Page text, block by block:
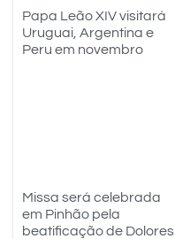
Papa Leão XIV visitará
Uruguai, Argentina e
Peru em novembro
Missa será celebrada
em Pinhão pela
beatificação de Dolores